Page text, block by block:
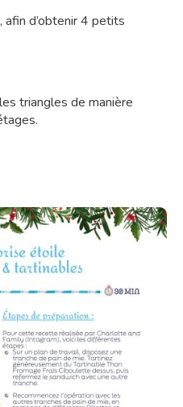
afin d’obtenir 4 petits
triangles de manière